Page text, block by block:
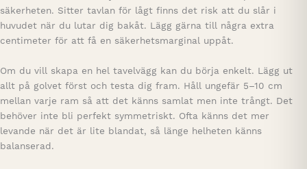
säkerheten. Sitter tavlan för lågt finns det risk att du slår i
huvudet när du lutar dig bakåt. Lägg gärna till några extra
centimeter för att få en säkerhetsmarginal uppåt.
Om du vill skapa en hel tavelvägg kan du börja enkelt. Lägg ut
allt på golvet först och testa dig fram. Håll ungefär 5–10 cm
mellan varje ram så att det känns samlat men inte trångt. Det
behöver inte bli perfekt symmetriskt. Ofta känns det mer
levande när det är lite blandat, så länge helheten känns
balanserad.